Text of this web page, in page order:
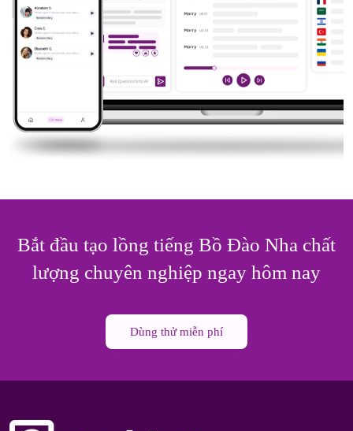
Bắt đầu tạo lồng tiếng Bồ Đào Nha chất
lượng chuyên nghiệp ngay hôm nay
Dùng thử miễn phí